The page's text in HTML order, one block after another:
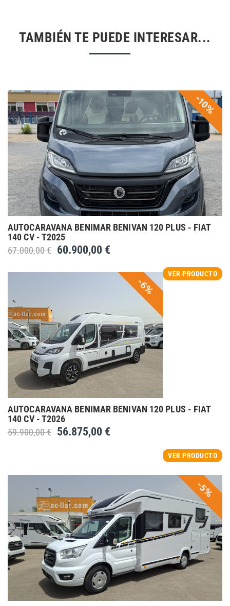
TAMBIÉN TE PUEDE INTERESAR...
-10%
AUTOCARAVANA BENIMAR BENIVAN 120 PLUS - FIAT
140 CV - T2025
67.000,00 € 60.900,00 €
VER PRODUCTO
-6%
AUTOCARAVANA BENIMAR BENIVAN 120 PLUS - FIAT
140 CV - T2026
59.900,00 € 56.875,00 €
VER PRODUCTO
-5%